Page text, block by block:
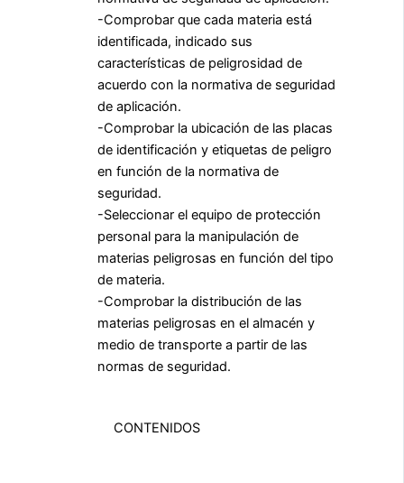
-Comprobar que cada materia está
identificada, indicado sus
características de peligrosidad de
acuerdo con la normativa de seguridad
de aplicación.
-Comprobar la ubicación de las placas
de identificación y etiquetas de peligro
en función de la normativa de
seguridad.
-Seleccionar el equipo de protección
personal para la manipulación de
materias peligrosas en función del tipo
de materia.
-Comprobar la distribución de las
materias peligrosas en el almacén y
medio de transporte a partir de las
normas de seguridad.
CONTENIDOS